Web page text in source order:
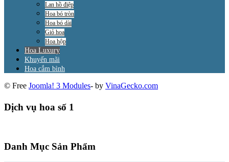
Lan hồ điệp
Hoa bó tròn
Hoa bó dài
Giỏ hoa
Hoa hộp
Hoa Luxury
Khuyến mãi
Hoa cắm bình
© Free Joomla! 3 Modules- by VinaGecko.com
Dịch vụ hoa số 1
Danh Mục Sản Phẩm